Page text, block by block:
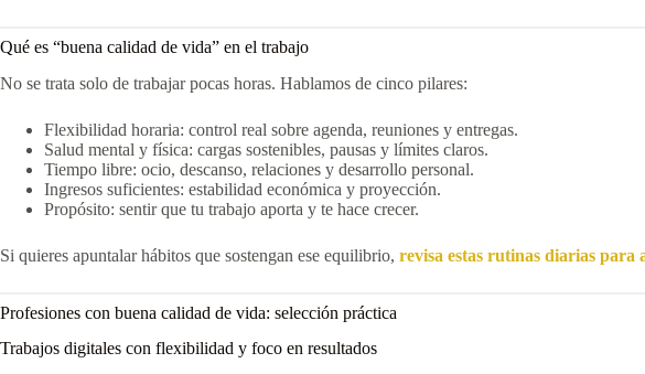
Qué es “buena calidad de vida” en el trabajo
No se trata solo de trabajar pocas horas. Hablamos de cinco pilares:
Flexibilidad horaria: control real sobre agenda, reuniones y entregas.
Salud mental y física: cargas sostenibles, pausas y límites claros.
Tiempo libre: ocio, descanso, relaciones y desarrollo personal.
Ingresos suficientes: estabilidad económica y proyección.
Propósito: sentir que tu trabajo aporta y te hace crecer.
Si quieres apuntalar hábitos que sostengan ese equilibrio, revisa estas rutinas diarias
Profesiones con buena calidad de vida: selección práctica
Trabajos digitales con flexibilidad y foco en resultados